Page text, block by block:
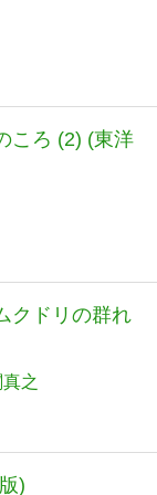
ころ (2) (東洋
クドリの群れ
之
)